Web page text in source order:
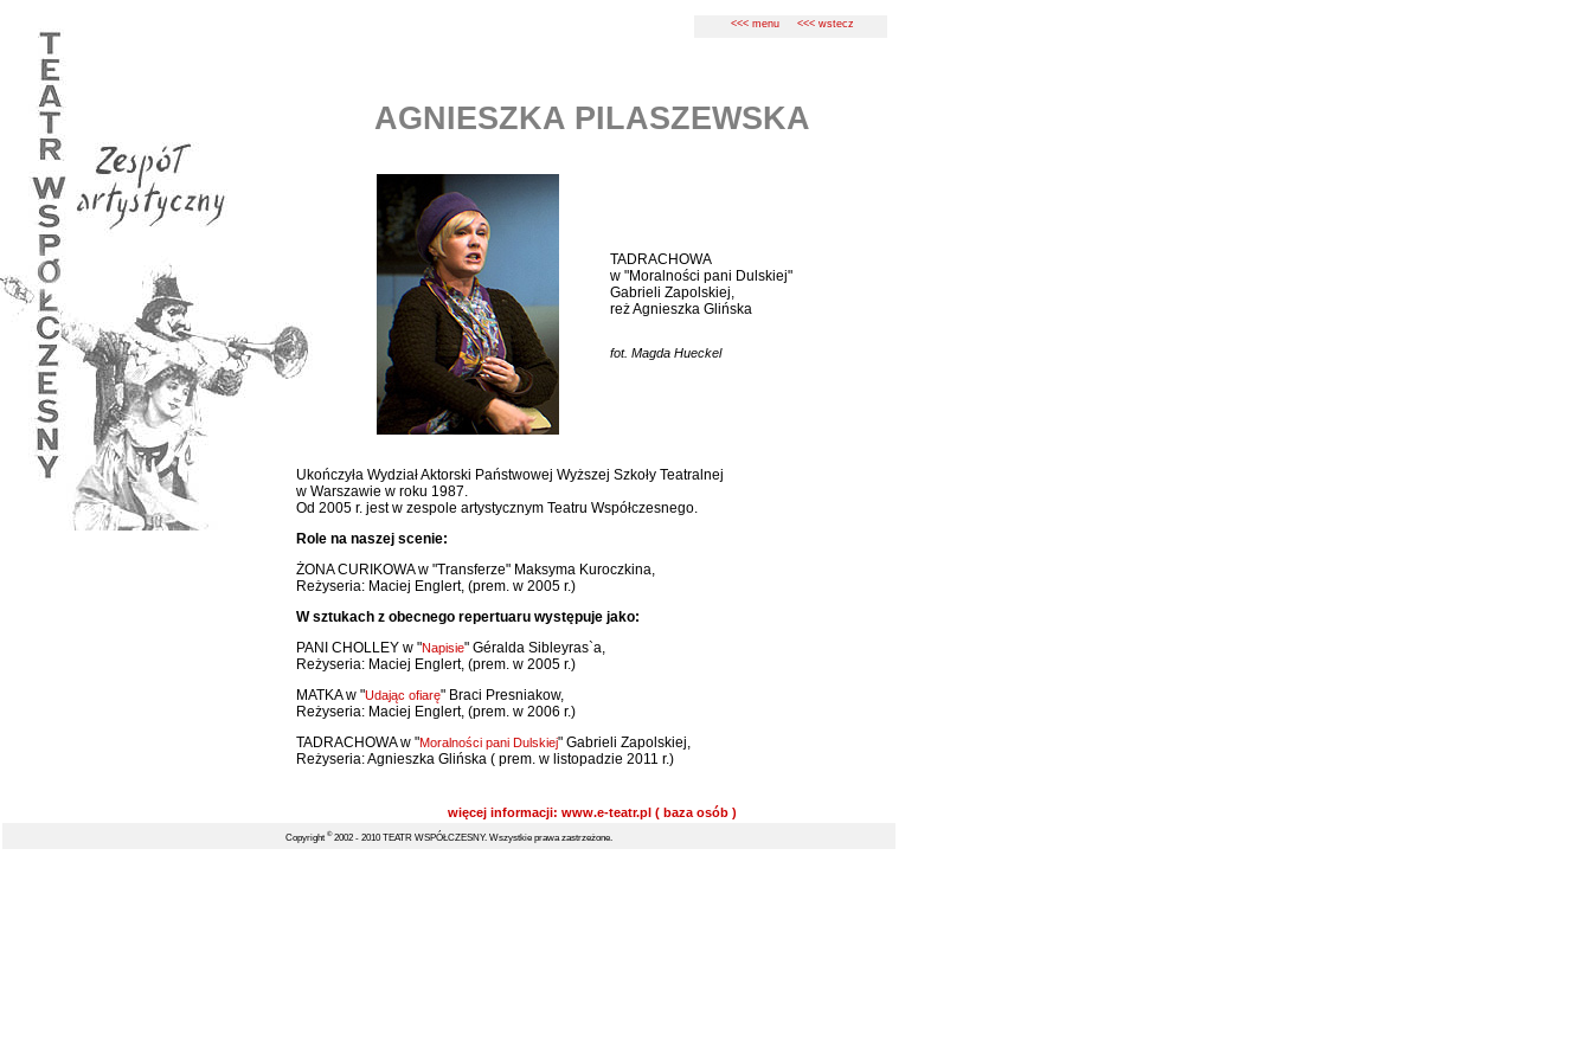
<<< menu <<< wstecz
AGNIESZKA PILASZEWSKA
TADRACHOWA
w "Moralności pani Dulskiej"
Gabrieli Zapolskiej,
reż Agnieszka Glińska
fot. Magda Hueckel
Ukończyła Wydział Aktorski Państwowej Wyższej Szkoły Teatralnej
w Warszawie w roku 1987.
Od 2005 r. jest w zespole artystycznym Teatru Współczesnego.
Role na naszej scenie:
ŻONA CURIKOWA w "Transferze" Maksyma Kuroczkina,
Reżyseria: Maciej Englert, (prem. w 2005 r.)
W sztukach z obecnego repertuaru występuje jako:
PANI CHOLLEY w "Napisie" Géralda Sibleyras`a,
Reżyseria: Maciej Englert, (prem. w 2005 r.)
MATKA w "Udając ofiarę" Braci Presniakow,
Reżyseria: Maciej Englert, (prem. w 2006 r.)
TADRACHOWA w "Moralności pani Dulskiej" Gabrieli Zapolskiej,
Reżyseria: Agnieszka Glińska ( prem. w listopadzie 2011 r.)
więcej informacji: www.e-teatr.pl ( baza osób )
Copyright ©2002 - 2010 TEATR WSPÓŁCZESNY. Wszystkie prawa zastrzeżone.